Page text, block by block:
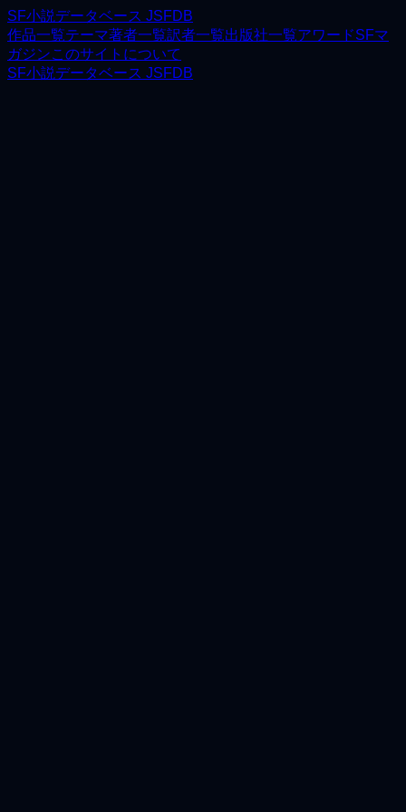
SF小説データベース JSFDB
作品一覧テーマ著者一覧訳者一覧出版社一覧アワードSFマ
ガジンこのサイトについて
SF小説データベース JSFDB